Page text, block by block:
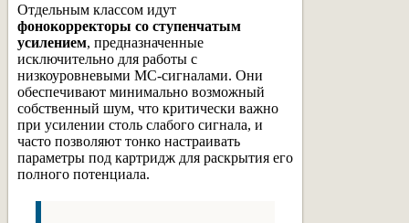
Отдельным классом идут
фонокорректоры со ступенчатым
усилением, предназначенные
исключительно для работы с
низкоуровневыми MC-сигналами. Они
обеспечивают минимально возможный
собственный шум, что критически важно
при усилении столь слабого сигнала, и
часто позволяют тонко настраивать
параметры под картридж для раскрытия его
полного потенциала.